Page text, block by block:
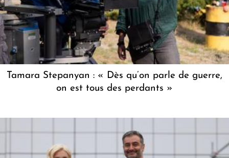
Tamara Stepanyan : « Dès qu’on parle de guerre,
on est tous des perdants »